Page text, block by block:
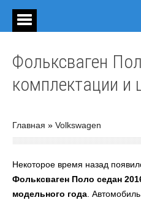
Фольксваген
комплектации и
Главная » Volkswagen
Некоторое время назад
Фольксваген Поло седан
модельного года .